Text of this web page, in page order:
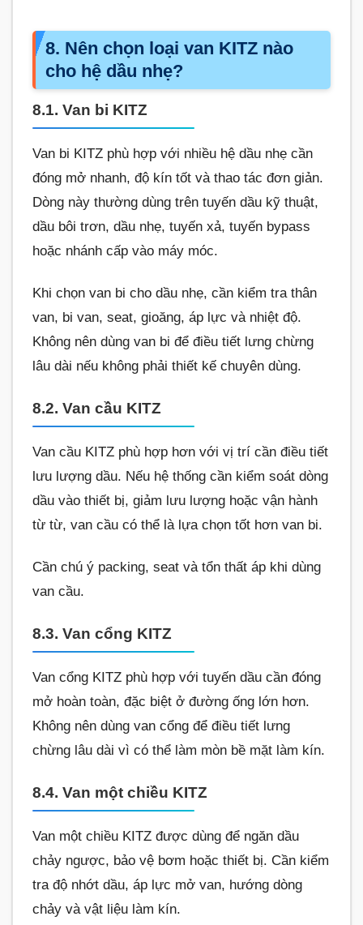
8. Nên chọn loại van KITZ nào
cho hệ dầu nhẹ?
8.1. Van bi KITZ
Van bi KITZ phù hợp với nhiều hệ dầu nhẹ cần
đóng mở nhanh, độ kín tốt và thao tác đơn giản.
Dòng này thường dùng trên tuyến dầu kỹ thuật,
dầu bôi trơn, dầu nhẹ, tuyến xả, tuyến bypass
hoặc nhánh cấp vào máy móc.
Khi chọn van bi cho dầu nhẹ, cần kiểm tra thân
van, bi van, seat, gioăng, áp lực và nhiệt độ.
Không nên dùng van bi để điều tiết lưng chừng
lâu dài nếu không phải thiết kế chuyên dùng.
8.2. Van cầu KITZ
Van cầu KITZ phù hợp hơn với vị trí cần điều tiết
lưu lượng dầu. Nếu hệ thống cần kiểm soát dòng
dầu vào thiết bị, giảm lưu lượng hoặc vận hành
từ từ, van cầu có thể là lựa chọn tốt hơn van bi.
Cần chú ý packing, seat và tổn thất áp khi dùng
van cầu.
8.3. Van cổng KITZ
Van cổng KITZ phù hợp với tuyến dầu cần đóng
mở hoàn toàn, đặc biệt ở đường ống lớn hơn.
Không nên dùng van cổng để điều tiết lưng
chừng lâu dài vì có thể làm mòn bề mặt làm kín.
8.4. Van một chiều KITZ
Van một chiều KITZ được dùng để ngăn dầu
chảy ngược, bảo vệ bơm hoặc thiết bị. Cần kiểm
tra độ nhớt dầu, áp lực mở van, hướng dòng
chảy và vật liệu làm kín.